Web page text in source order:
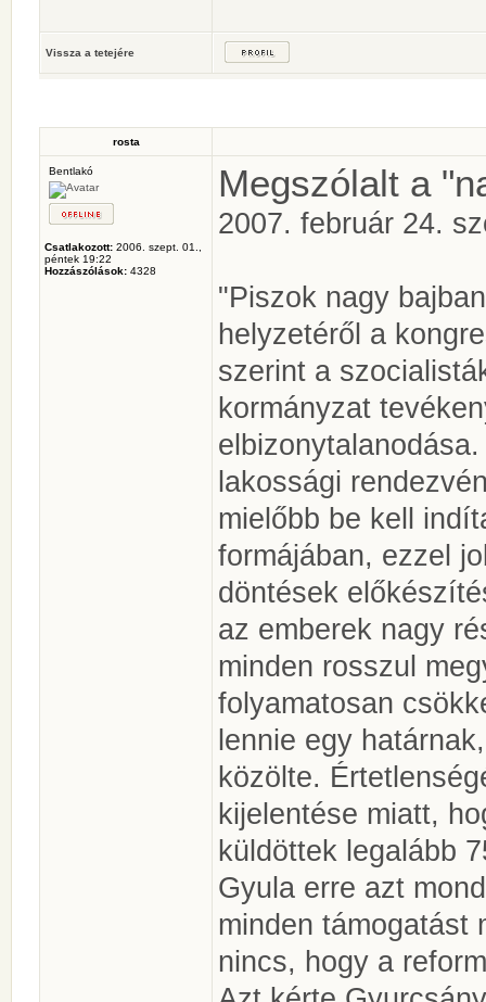
Vissza a tetejére
rosta
Bentlakó
Csatlakozott: 2006. szept. 01.,
péntek 19:22
Hozzászólások: 4328
Megszólalt a
2007. február 24.
"Piszok nagy
helyzetéről a
szerint a
kormányzat
lakossági
mielőbb be kell
formájában, ezzel
döntések
az emberek nagy
minden rosszul
folyamatosan
lennie egy
közölte.
kijelentése miatt,
küldöttek legalább
Gyula erre azt
minden támogatást
nincs, hogy a